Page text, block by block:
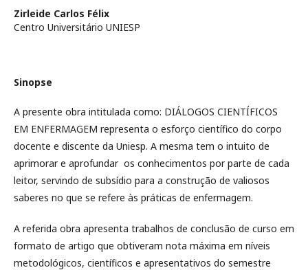
Zirleide Carlos Félix
Centro Universitário UNIESP
Sinopse
A presente obra intitulada como: DIÁLOGOS CIENTÍFICOS
EM ENFERMAGEM representa o esforço científico do corpo
docente e discente da Uniesp. A mesma tem o intuito de
aprimorar e aprofundar os conhecimentos por parte de cada
leitor, servindo de subsídio para a construção de valiosos
saberes no que se refere às práticas de enfermagem.
A referida obra apresenta trabalhos de conclusão de curso em
formato de artigo que obtiveram nota máxima em níveis
metodológicos, científicos e apresentativos do semestre